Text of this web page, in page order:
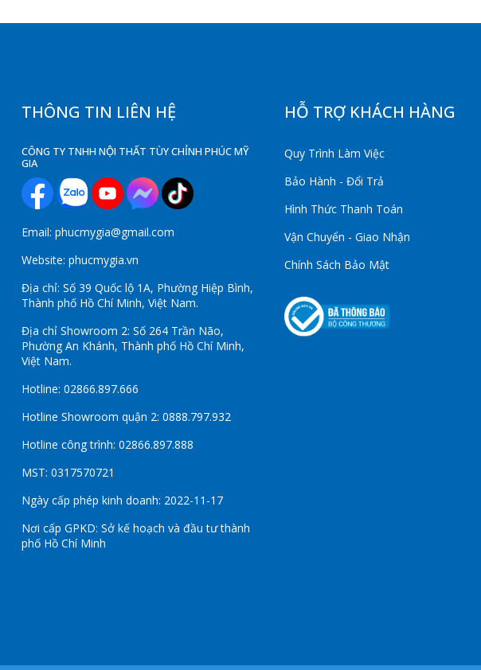
THÔNG TIN LIÊN HỆ
CÔNG TY TNHH NỘI THẤT TÙY CHỈNH PHÚC MỸ
GIA
Email: phucmygia@gmail.com
Website: phucmygia.vn
Địa chỉ: Số 39 Quốc lộ 1A, Phường Hiệp Bình,
Thành phố Hồ Chí Minh, Việt Nam.
Địa chỉ Showroom 2: Số 264 Trần Não,
Phường An Khánh, Thành phố Hồ Chí Minh,
Việt Nam.
Hotline: 02866.897.666
Hotline Showroom quận 2: 0888.797.932
Hotline công trình: 02866.897.888
MST: 0317570721
Ngày cấp phép kinh doanh: 2022-11-17
Nơi cấp GPKD: Sở kế hoạch và đầu tư thành
phố Hồ Chí Minh
HỖ TRỢ KHÁCH HÀNG
Quy Trình Làm Việc
Bảo Hành - Đổi Trả
Hình Thức Thanh Toán
Vận Chuyển - Giao Nhận
Chính Sách Bảo Mật